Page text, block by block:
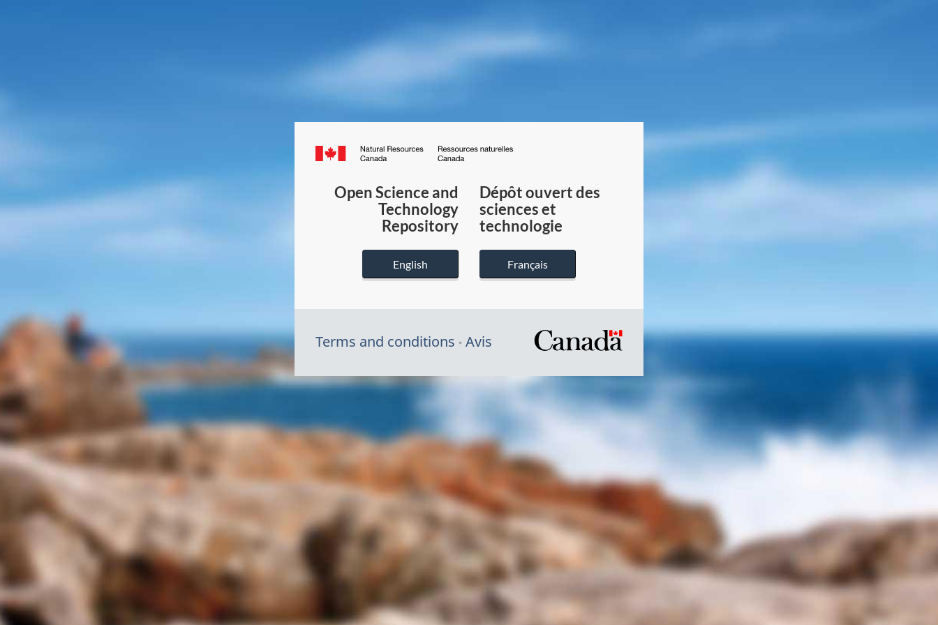
Canada.ca
du
Canada
Open Science and
Technology
Repository
English
Dépôt ouvert des
sciences et
technologie
Français
Terms and conditions Avis
/
gouvernement